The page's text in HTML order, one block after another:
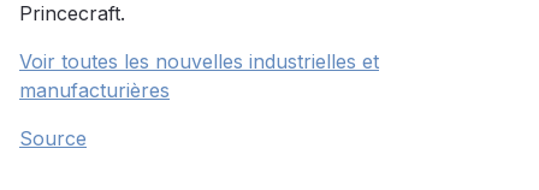
Princecraft.
Voir toutes les nouvelles industrielles et
manufacturières
Source